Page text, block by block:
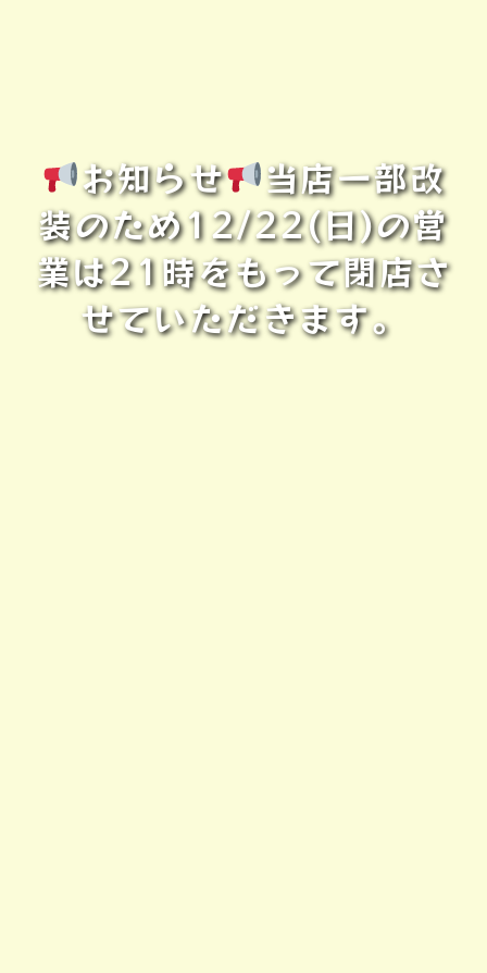
お知らせ
当店一部改
装のため12/22(日)の営
業は21時をもって閉店さ
せていただきます。